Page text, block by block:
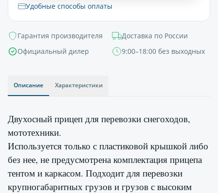
Удобные способы оплаты
Гарантия производителя
Доставка по России
Официальный дилер
9:00–18:00 без выходных
Описание Характеристики
Двухосный прицеп для перевозки снегоходов,
мототехники.
Используется только с пластиковой крышкой либо
без нее, не предусмотрена комплектация прицепа
тентом и каркасом. Подходит для перевозки
крупногабаритных грузов и грузов с высоким